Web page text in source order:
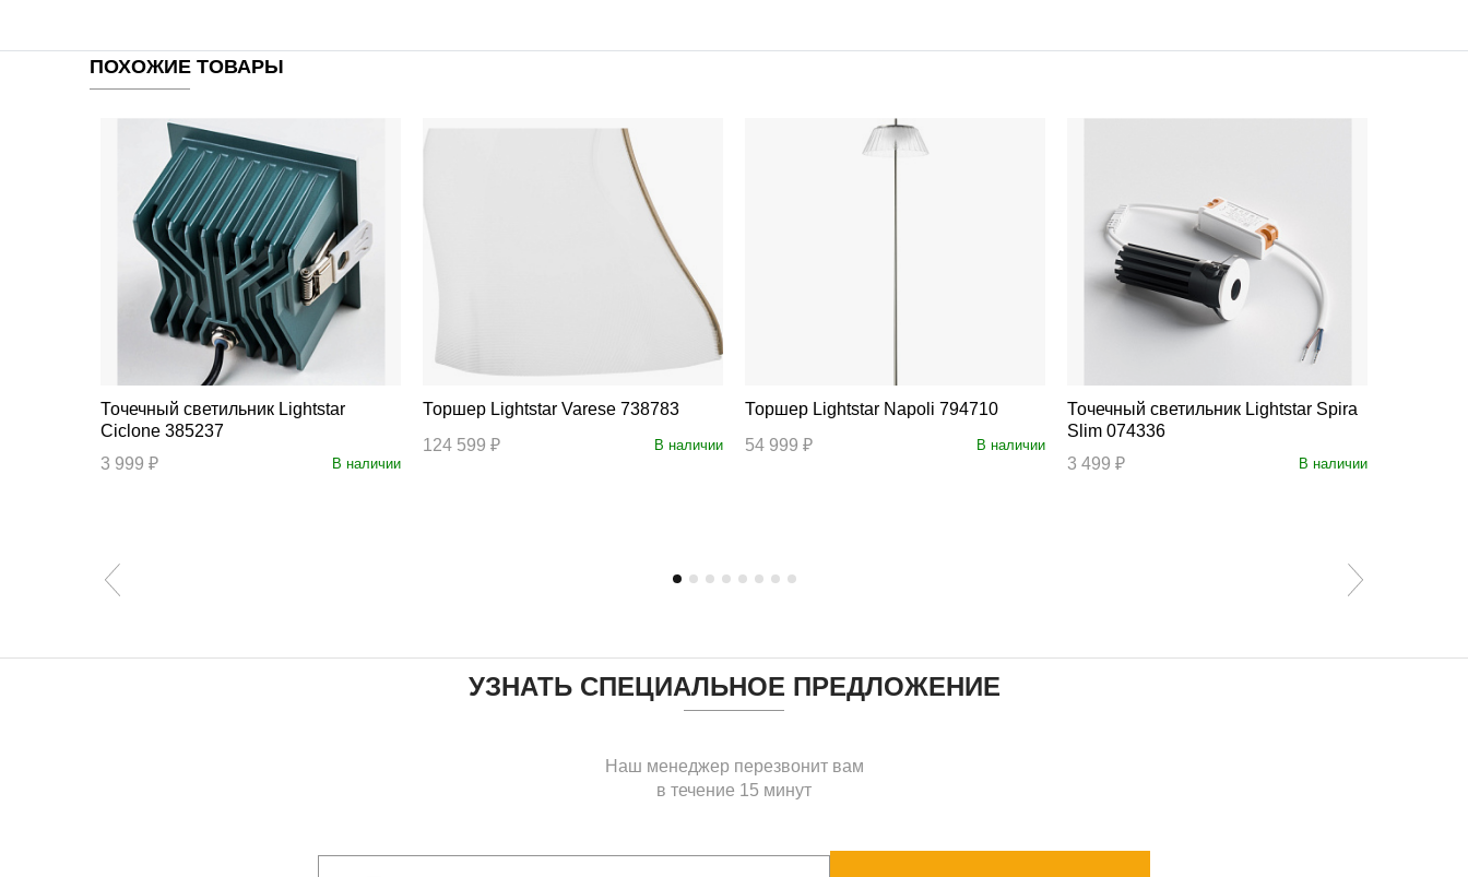
ПОХОЖИЕ ТОВАРЫ
Точечный светильник Lightstar
Ciclone 385237
3 999 ₽
В наличии
Торшер Lightstar Varese 738783
124 599 ₽
В наличии
Торшер Lightstar Napoli 794710
54 999 ₽
В наличии
Точечный светильник Lightstar Spira
Slim 074336
3 499 ₽
В наличии
УЗНАТЬ СПЕЦИАЛЬНОЕ ПРЕДЛОЖЕНИЕ
Наш менеджер перезвонит вам
в течение 15 минут